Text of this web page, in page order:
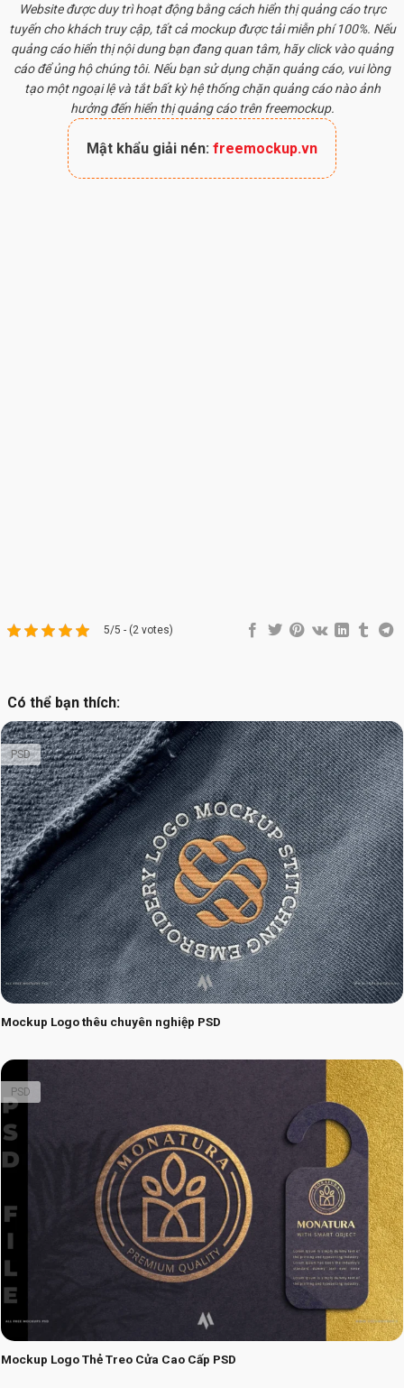
Website được duy trì hoạt động bằng cách hiển thị quảng cáo trực
tuyến cho khách truy cập, tất cả mockupđược tải miễn phí 100%. Nếu
quảng cáo hiển thị nội dung bạn đang quan tâm, hãy click vào quảng
cáo để ủng hộ chúng tôi. Nếu bạn sử dụng chặn quảng cáo, vui lòng
tạo một ngoại lệ và tắt bất kỳ hệ thống chặn quảng cáo nào ảnh
hưởng đến hiển thị quảng cáo trên freemockup.
Mật khẩu giải nén: freemockup.vn
5/5 - (2 votes)
Có thể bạn thích:
Mockup Logo thêu chuyên nghiệp PSD
PSD
Mockup Logo Thẻ Treo Cửa Cao Cấp PSD
PSD